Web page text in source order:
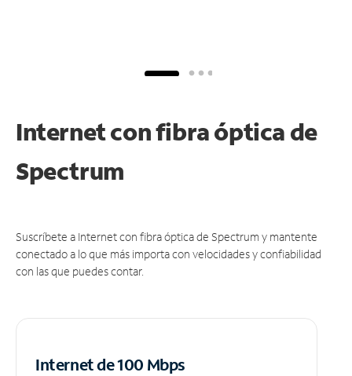
Internet con fibra óptica de
Spectrum
Suscríbete a Internet con fibra óptica de Spectrum y mantente
conectado a lo que más importa con velocidades y confiabilidad
con las que puedes contar.
Internet de 100 Mbps